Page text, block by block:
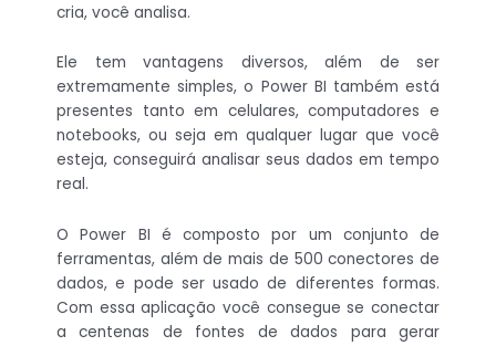
cria, você analisa.
Ele tem vantagens diversos, além de ser
extremamente simples, o Power BI também está
presentes tanto em celulares, computadores e
notebooks, ou seja em qualquer lugar que você
esteja, conseguirá analisar seus dados em tempo
real.
O Power BI é composto por um conjunto de
ferramentas, além de mais de 500 conectores de
dados, e pode ser usado de diferentes formas.
Com essa aplicação você consegue se conectar
a centenas de fontes de dados para gerar